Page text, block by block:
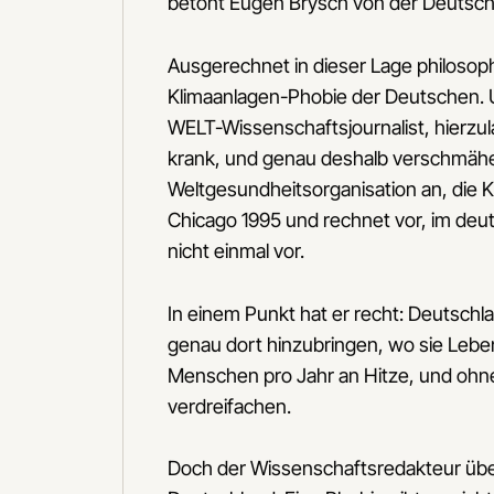
Ausgerechnet in dieser Lage
Klimaanlagen-Phobie der Deutschen.
WELT-Wissenschaftsjournalist,
krank, und genau deshalb
Weltgesundheitsorganisation an, die
Chicago 1995 und rechnet vor, im
nicht einmal vor.
In einem Punkt hat er recht:
genau dort hinzubringen, wo sie
Menschen pro Jahr an Hitze, und
verdreifachen.
Doch der Wissenschaftsredakteur